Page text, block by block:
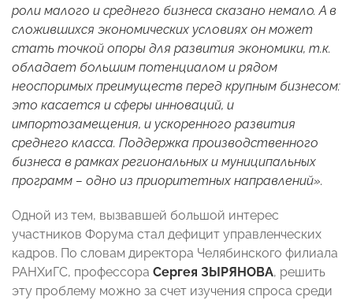
роли малого и среднего бизнеса сказано немало. А в
сложившихся экономических условиях он может
стать точкой опоры для развития экономики, т.к.
обладает большим потенциалом и рядом
неоспоримых преимуществ перед крупным бизнесом:
это касается и сферы инноваций, и
импортозамещения, и ускоренного развития
среднего класса. Поддержка производственного
бизнеса в рамках региональных и муниципальных
программ – одно из приоритетных направлений».
Одной из тем, вызвавшей большой интерес
участников Форума стал дефицит управленческих
кадров. По словам директора Челябинского филиала
РАНХиГС, профессора Сергея ЗЫРЯНОВА, решить
эту проблему можно за счет изучения спроса среди